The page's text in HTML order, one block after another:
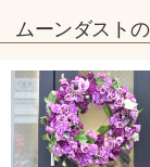
ムーンダスト